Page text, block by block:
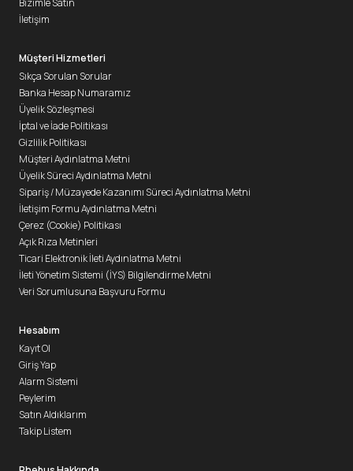
Bizimle Satın
İletişim
Müşteri Hizmetleri
Sıkça Sorulan Sorular
Banka Hesap Numaramız
Üyelik Sözleşmesi
İptal ve İade Politikası
Gizlilik Politikası
Müşteri Aydınlatma Metni
Üyelik Süreci Aydınlatma Metni
Sipariş / Müzayede Kazanımı Süreci Aydınlatma Metni
İletişim Formu Aydınlatma Metni
Çerez (Cookie) Politikası
Açık Rıza Metinleri
Ticari Elektronik İleti Aydınlatma Metni
İleti Yönetim Sistemi (İYS) Bilgilendirme Metni
Veri Sorumlusuna Başvuru Formu
Hesabım
Kayıt Ol
Giriş Yap
Alarm Sistemi
Peylerim
Satın Aldıklarım
Takip Listem